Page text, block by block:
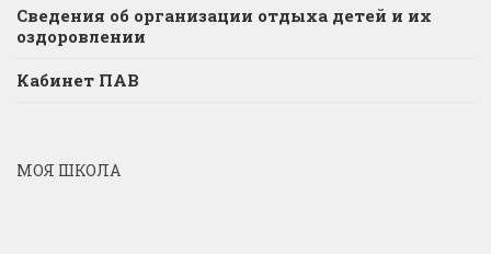
Сведения об организации отдыха детей и их
оздоровлении
Кабинет ПАВ
МОЯ ШКОЛА